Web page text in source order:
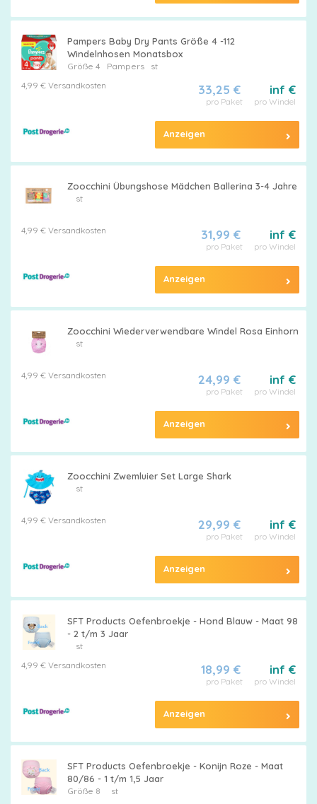
Pampers Baby Dry Pants Größe 4 -112
Windelnhosen Monatsbox
Größe 4 Pampersst
4,99 € Versandkosten
inf €
pro Windel
33,25 €
pro Paket
Anzeigen
Zoocchini Übungshose Mädchen Ballerina 3-4 Jahre
st
4,99 € Versandkosten inf €
pro Windel
31,99 €
pro Paket
Anzeigen
Zoocchini Wiederverwendbare Windel Rosa Einhorn
st
4,99 € Versandkosten inf €
pro Windel
24,99 €
pro Paket
Anzeigen
Zoocchini Zwemluier Set Large Shark
st
4,99 € Versandkosten inf €
pro Windel
29,99 €
pro Paket
Anzeigen
SFT Products Oefenbroekje - Hond Blauw - Maat 98
- 2 t/m 3 Jaar
st
4,99 € Versandkosten
inf €
pro Windel
18,99 €
pro Paket
Anzeigen
SFT Products Oefenbroekje - Konijn Roze - Maat
80/86 - 1 t/m 1,5 Jaar
Größe 8 st